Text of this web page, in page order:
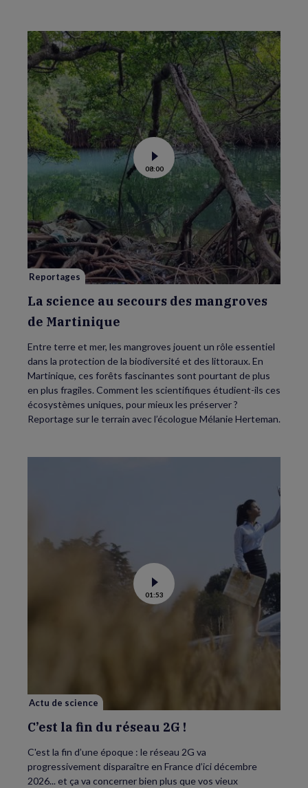
Voir
la
vidéo
de
La
science
au
secours
des
mangroves
de
Martinique
08:00
Reportages
La science au secours des mangroves
de Martinique
Entre terre et mer, les mangroves jouent un rôle essentiel
dans la protection de la biodiversité et des littoraux. En
Martinique, ces forêts fascinantes sont pourtant de plus
en plus fragiles. Comment les scientifiques étudient-ils ces
écosystèmes uniques, pour mieux les préserver ?
Reportage sur le terrain avec l’écologue Mélanie Herteman.
Voir
la
vidéo
01:53
Actu de science
C’est la fin du réseau 2G !
C'est la fin d’une époque : le réseau 2G va
progressivement disparaître en France d’ici décembre
2026... et ça va concerner bien plus que vos vieux